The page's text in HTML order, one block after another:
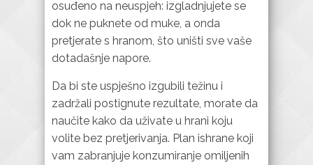
osuđeno na neuspjeh: izgladnjujete se
dok ne puknete od muke, a onda
pretjerate s hranom, što uništi sve vaše
dotadašnje napore.
Da bi ste uspješno izgubili težinu i
zadržali postignute rezultate, morate da
naučite kako da uživate u hrani koju
volite bez pretjerivanja. Plan ishrane koji
vam zabranjuje konzumiranje omiljenih